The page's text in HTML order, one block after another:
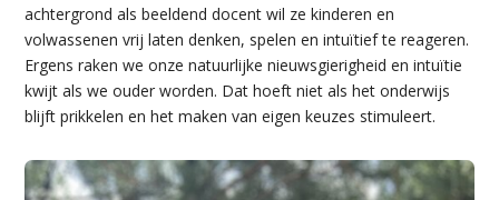
achtergrond als beeldend docent wil ze kinderen en
volwassenen vrij laten denken, spelen en intuïtief te reageren.
Ergens raken we onze natuurlijke nieuwsgierigheid en intuïtie
kwijt als we ouder worden. Dat hoeft niet als het onderwijs
blijft prikkelen en het maken van eigen keuzes stimuleert.